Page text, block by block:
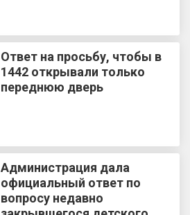
Ответ на просьбу, чтобы в
1442 открывали только
переднюю дверь
Администрация дала
официальный ответ по
вопросу недавно